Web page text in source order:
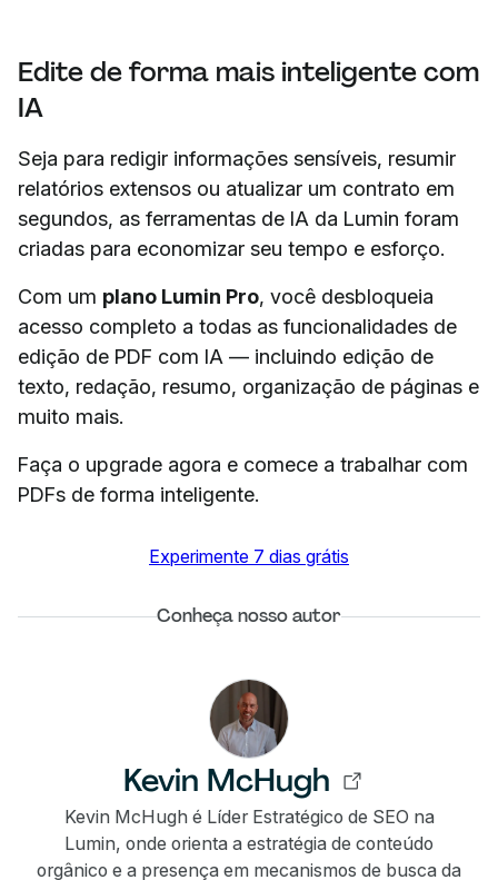
Edite de forma mais inteligente com
IA
Seja para redigir informações sensíveis, resumir
relatórios extensos ou atualizar um contrato em
segundos, as ferramentas de IA da Lumin foram
criadas para economizar seu tempo e esforço.
Com um plano Lumin Pro, você desbloqueia
acesso completo a todas as funcionalidades de
edição de PDF com IA — incluindo edição de
texto, redação, resumo, organização de páginas e
muito mais.
Faça o upgrade agora e comece a trabalhar com
PDFs de forma inteligente.
Experimente 7 dias grátis
Conheça nosso autor
Kevin McHugh
Kevin McHugh é Líder Estratégico de SEO na
Lumin, onde orienta a estratégia de conteúdo
orgânico e a presença em mecanismos de busca da